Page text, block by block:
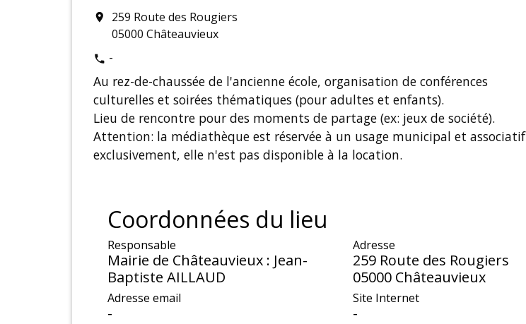
location_on
259 Route des Rougiers
05000 Châteauvieux
phone -
Au rez-de-chaussée de l'ancienne école, organisation de conférences
culturelles et soirées thématiques (pour adultes et enfants).
Lieu de rencontre pour des moments de partage (ex: jeux de société).
Attention: la médiathèque est réservée à un usage municipal et associatif
exclusivement, elle n'est pas disponible à la location.
Coordonnées du lieu
Responsable
Mairie de Châteauvieux : Jean-
Baptiste AILLAUD
Adresse
259 Route des Rougiers
05000 Châteauvieux
Adresse email
-
Site Internet
-